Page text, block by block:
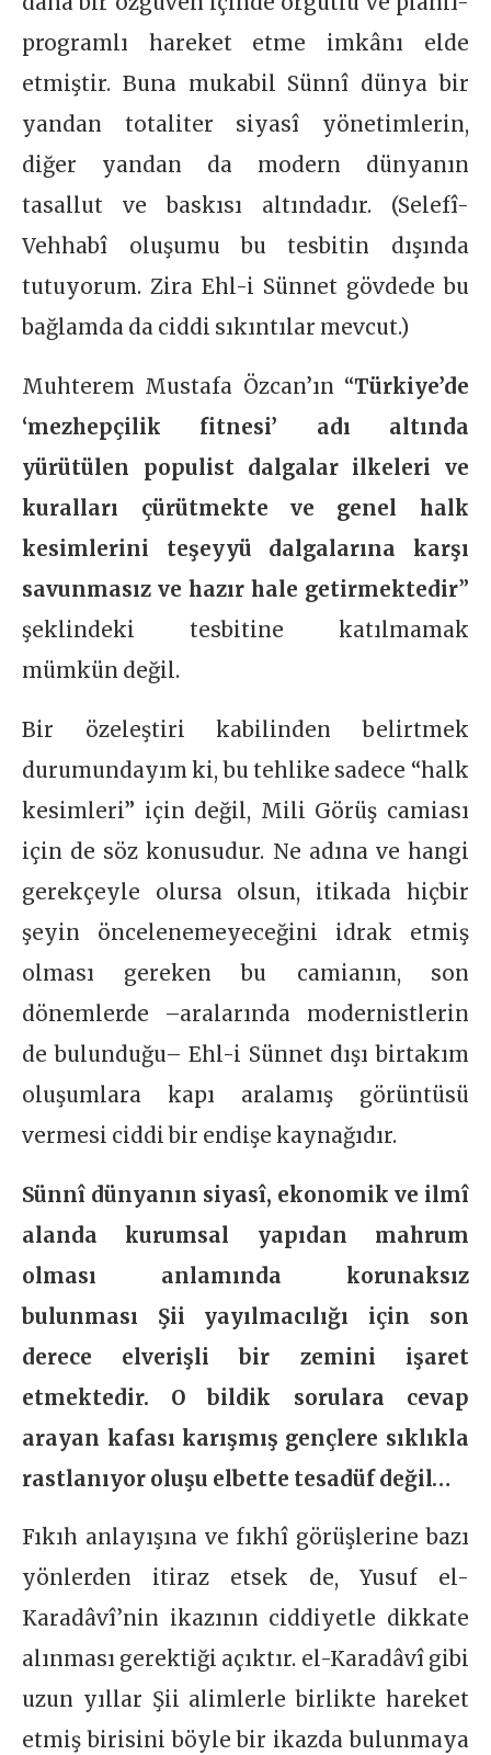
programlı hareket etme imkânı elde
etmiştir. Buna mukabil Sünnî dünya bir
yandan totaliter siyasî yönetimlerin,
diğer yandan da modern dünyanın
tasallut ve baskısı altındadır. (Selefî-
Vehhabî oluşumu bu tesbitin dışında
tutuyorum. Zira Ehl-i Sünnet gövdede bu
bağlamda da ciddi sıkıntılar mevcut.)
Muhterem Mustafa Özcan’ın “Türkiye’de
‘mezhepçilik fitnesi’ adı altında
yürütülen populist dalgalar ilkeleri ve
kuralları çürütmekte ve genel halk
kesimlerini teşeyyü dalgalarına karşı
savunmasız ve hazır hale getirmektedir”
şeklindeki tesbitine katılmamak
mümkün değil.
Bir özeleştiri kabilinden belirtmek
durumundayım ki, bu tehlike sadece “halk
kesimleri” için değil, Mili Görüş camiası
için de söz konusudur. Ne adına ve hangi
gerekçeyle olursa olsun, itikada hiçbir
şeyin öncelenemeyeceğini idrak etmiş
olması gereken bu camianın, son
dönemlerde –aralarında modernistlerin
de bulunduğu– Ehl-i Sünnet dışı birtakım
oluşumlara kapı aralamış görüntüsü
vermesi ciddi bir endişe kaynağıdır.
Sünnî dünyanın siyasî, ekonomik ve ilmî
alanda kurumsal yapıdan mahrum
olması anlamında korunaksız
bulunması Şii yayılmacılığı için son
derece elverişli bir zemini işaret
etmektedir. O bildik sorulara cevap
arayan kafası karışmış gençlere sıklıkla
rastlanıyor oluşu elbette tesadüf değil…
Fıkıh anlayışına ve fıkhî görüşlerine bazı
yönlerden itiraz etsek de, Yusuf el-
Karadâvî’nin ikazının ciddiyetle dikkate
alınması gerektiği açıktır. el-Karadâvî gibi
uzun yıllar Şii alimlerle birlikte hareket
etmiş birisini böyle bir ikazda bulunmaya